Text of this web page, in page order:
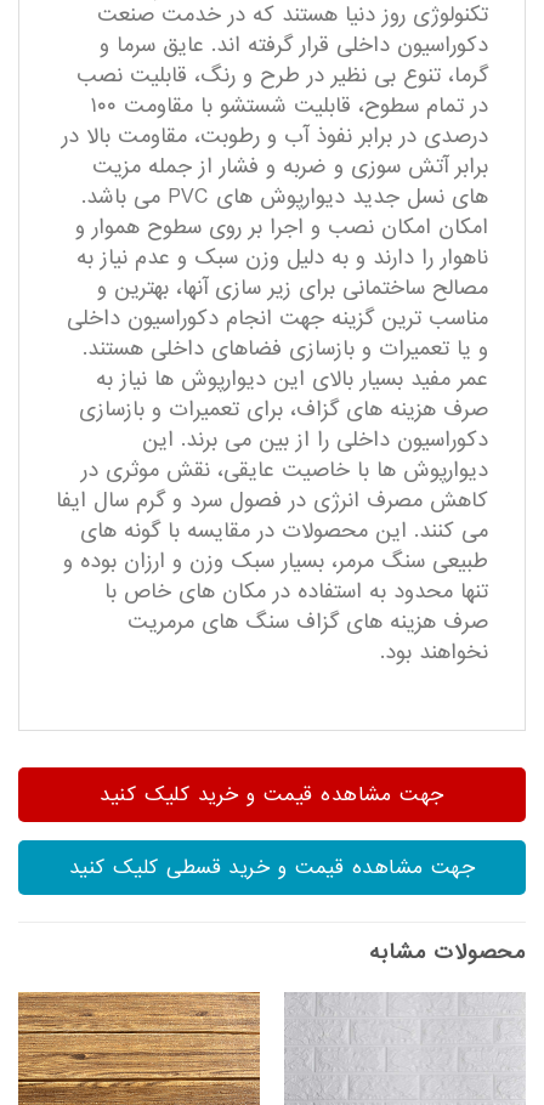
تکنولوژی روز دنیا هستند که در خدمت صنعت
دکوراسیون داخلی قرار گرفته اند. عایق سرما و
گرما، تنوع بی نظیر در طرح و رنگ، قابلیت نصب
در تمام سطوح، قابلیت شستشو با مقاومت ۱۰۰
درصدی در برابر نفوذ آب و رطوبت، مقاومت بالا در
برابر آتش سوزی و ضربه و فشار از جمله مزیت
های نسل جدید دیوارپوش های PVC می باشد.
امکان امکان نصب و اجرا بر روی سطوح هموار و
ناهوار را دارند و به دلیل وزن سبک و عدم نیاز به
مصالح ساختمانی برای زیر سازی آنها، بهترین و
مناسب ترین گزینه جهت انجام دکوراسیون داخلی
و یا تعمیرات و بازسازی فضاهای داخلی هستند.
عمر مفید بسیار بالای این دیوارپوش ها نیاز به
صرف هزینه های گزاف، برای تعمیرات و بازسازی
دکوراسیون داخلی را از بین می برند. این
دیوارپوش ها با خاصیت عایقی، نقش موثری در
کاهش مصرف انرژی در فصول سرد و گرم سال ایفا
می کنند. این محصولات در مقایسه با گونه های
طبیعی سنگ مرمر، بسیار سبک وزن و ارزان بوده و
تنها محدود به استفاده در مکان های خاص با
صرف هزینه های گزاف سنگ های مرمریت
نخواهند بود.
جهت مشاهده قیمت و خرید کلیک کنید
جهت مشاهده قیمت و خرید قسطی کلیک کنید
محصولات مشابه